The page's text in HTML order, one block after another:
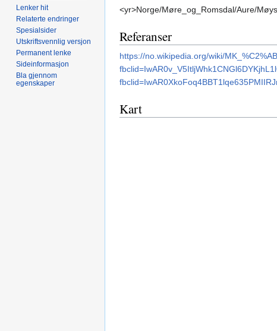
<yr>Norge/Møre_og_Romsdal/Aure/
Referanser
https://no.wikipedia.org/wiki/
Kart
Lenker hit
Relaterte endringer
Spesialsider
Utskriftsvennlig versjon
Permanent lenke
Sideinformasjon
Bla gjennom
egenskaper